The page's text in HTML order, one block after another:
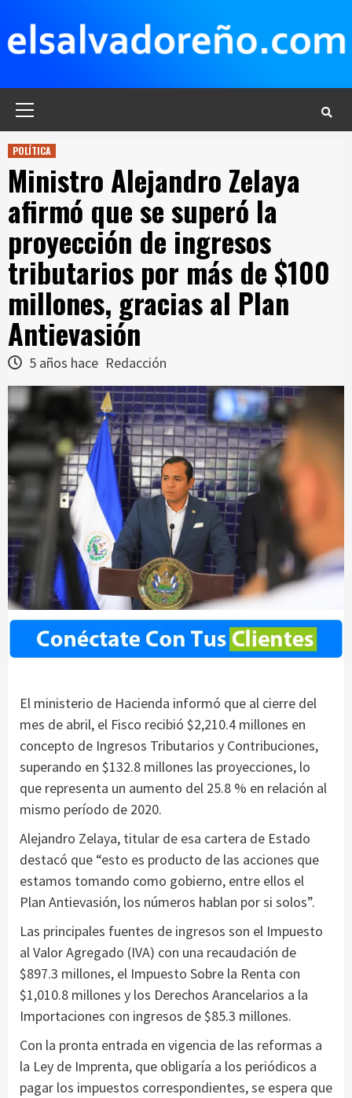
contenido
POLÍTICA
Ministro Alejandro Zelaya
afirmó que se superó la
proyección de ingresos
tributarios por más de $100
millones, gracias al Plan
Antievasión
5 años hace Redacción
El ministerio de Hacienda informó que al cierre del
mes de abril, el Fisco recibió $2,210.4 millones en
concepto de Ingresos Tributarios y Contribuciones,
superando en $132.8 millones las proyecciones, lo
que representa un aumento del 25.8 % en relación al
mismo período de 2020.
Alejandro Zelaya, titular de esa cartera de Estado
destacó que “esto es producto de las acciones que
estamos tomando como gobierno, entre ellos el
Plan Antievasión, los números hablan por si solos”.
Las principales fuentes de ingresos son el Impuesto
al Valor Agregado (IVA) con una recaudación de
$897.3 millones, el Impuesto Sobre la Renta con
$1,010.8 millones y los Derechos Arancelarios a la
Importaciones con ingresos de $85.3 millones.
Con la pronta entrada en vigencia de las reformas a
la Ley de Imprenta, que obligaría a los periódicos a
pagar los impuestos correspondientes, se espera que